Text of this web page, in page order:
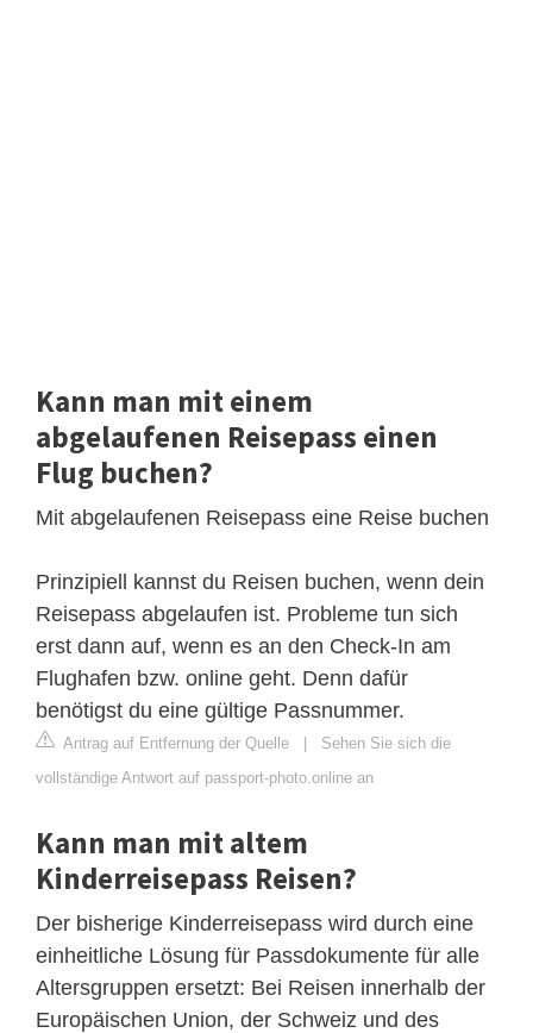
Kann man mit einem
abgelaufenen Reisepass einen
Flug buchen?
Mit abgelaufenen Reisepass eine Reise buchen
Prinzipiell kannst du Reisen buchen, wenn dein
Reisepass abgelaufen ist. Probleme tun sich
erst dann auf, wenn es an den Check-In am
Flughafen bzw. online geht. Denn dafür
benötigst du eine gültige Passnummer.
Antrag auf Entfernung der Quelle | Sehen Sie sich die
vollständige Antwort auf passport-photo.online an
Kann man mit altem
Kinderreisepass Reisen?
Der bisherige Kinderreisepass wird durch eine
einheitliche Lösung für Passdokumente für alle
Altersgruppen ersetzt: Bei Reisen innerhalb der
Europäischen Union, der Schweiz und des